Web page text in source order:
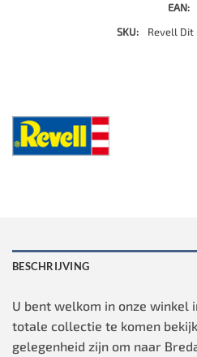
EAN:
SKU:
Revell Dit
BESCHRIJVING
U bent welkom in onze winkel
totale collectie te komen
gelegenheid zijn om naar